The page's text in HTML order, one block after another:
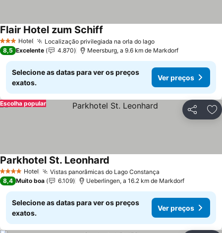
3 EstrelasHotel Localização privilegiada na orla do lago
Flair Hotel zum Schiff
8,5 Excelente 4.870 Meersburg, a 9.6 km de Markdorf
Selecione as datas para ver os preços
exatos.
Ver preços
Partilhar
Escolha popular
4 EstrelasHotel Vistas panorâmicas do Lago Constança
Parkhotel St. Leonhard
8,4 Muito boa 6.109 Ueberlingen, a 16.2 km de Markdorf
Selecione as datas para ver os preços
exatos.
Ver preços